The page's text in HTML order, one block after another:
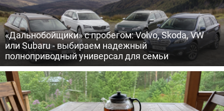
«Дальнобойщики» с пробегом: Volvo, Skoda, VW
или Subaru - выбираем надежный
полноприводный универсал для семьи